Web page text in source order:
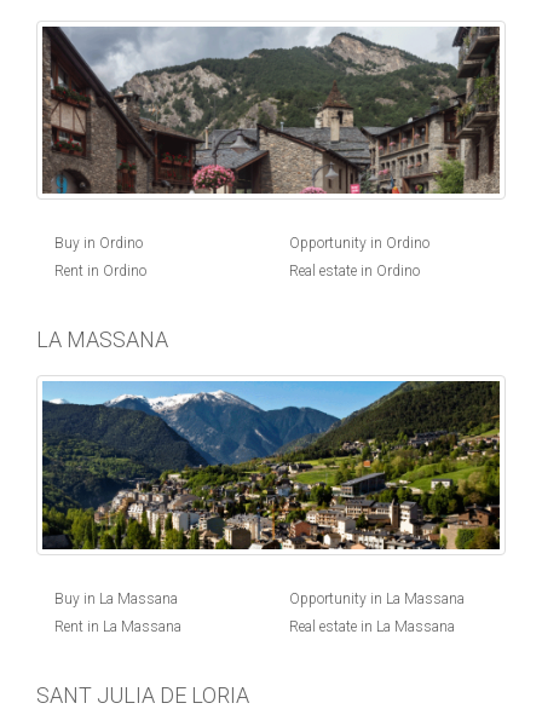
Buy in Ordino
Rent in Ordino
Opportunity in Ordino
Real estate in Ordino
LA MASSANA
Buy in La Massana
Rent in La Massana
Opportunity in La Massana
Real estate in La Massana
SANT JULIA DE LORIA